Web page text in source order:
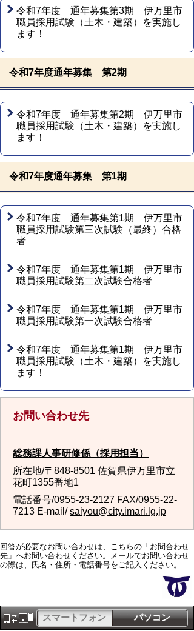
令和7年度 通年募集第3期 伊万里市
職員採用試験（土木・建築）を実施し
ます！
令和7年度通年募集 第2期
令和7年度 通年募集第2期 伊万里市
職員採用試験（土木・建築）を実施し
ます！
令和7年度通年募集 第1期
令和7年度 通年募集第1期 伊万里市
職員採用試験第三次試験（最終）合格
者
令和7年度 通年募集第1期 伊万里市
職員採用試験第二次試験合格者
令和7年度 通年募集第1期 伊万里市
職員採用試験第一次試験合格者
令和7年度 通年募集第1期 伊万里市
職員採用試験（土木・建築）を実施し
ます！
お問い合わせ先
総務課人事研修係（採用担当）
所在地/〒848-8501 佐賀県伊万里市立
花町1355番地1
電話番号/0955-23-2127 FAX/0955-22-
7213 E-mail/saiyou@city.imari.lg.jp
回答が必要なお問い合わせは、こちらの「お問合わせ
先」へお問い合わせください。メールでお問い合わせ
の際は、氏名・住所・電話番号をご記入ください。
パソコン
スマートフォン